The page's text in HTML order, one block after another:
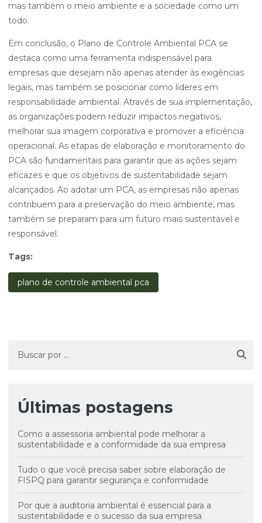
mas também o meio ambiente e a sociedade como um
todo.
Em conclusão, o Plano de Controle Ambiental PCA se
destaca como uma ferramenta indispensável para
empresas que desejam não apenas atender às exigências
legais, mas também se posicionar como líderes em
responsabilidade ambiental. Através de sua implementação,
as organizações podem reduzir impactos negativos,
melhorar sua imagem corporativa e promover a eficiência
operacional. As etapas de elaboração e monitoramento do
PCA são fundamentais para garantir que as ações sejam
eficazes e que os objetivos de sustentabilidade sejam
alcançados. Ao adotar um PCA, as empresas não apenas
contribuem para a preservação do meio ambiente, mas
também se preparam para um futuro mais sustentável e
responsável.
Tags:
plano de controle ambiental pca
Últimas postagens
Como a assessoria ambiental pode melhorar a
sustentabilidade e a conformidade da sua empresa
Tudo o que você precisa saber sobre elaboração de
FISPQ para garantir segurança e conformidade
Por que a auditoria ambiental é essencial para a
sustentabilidade e o sucesso da sua empresa